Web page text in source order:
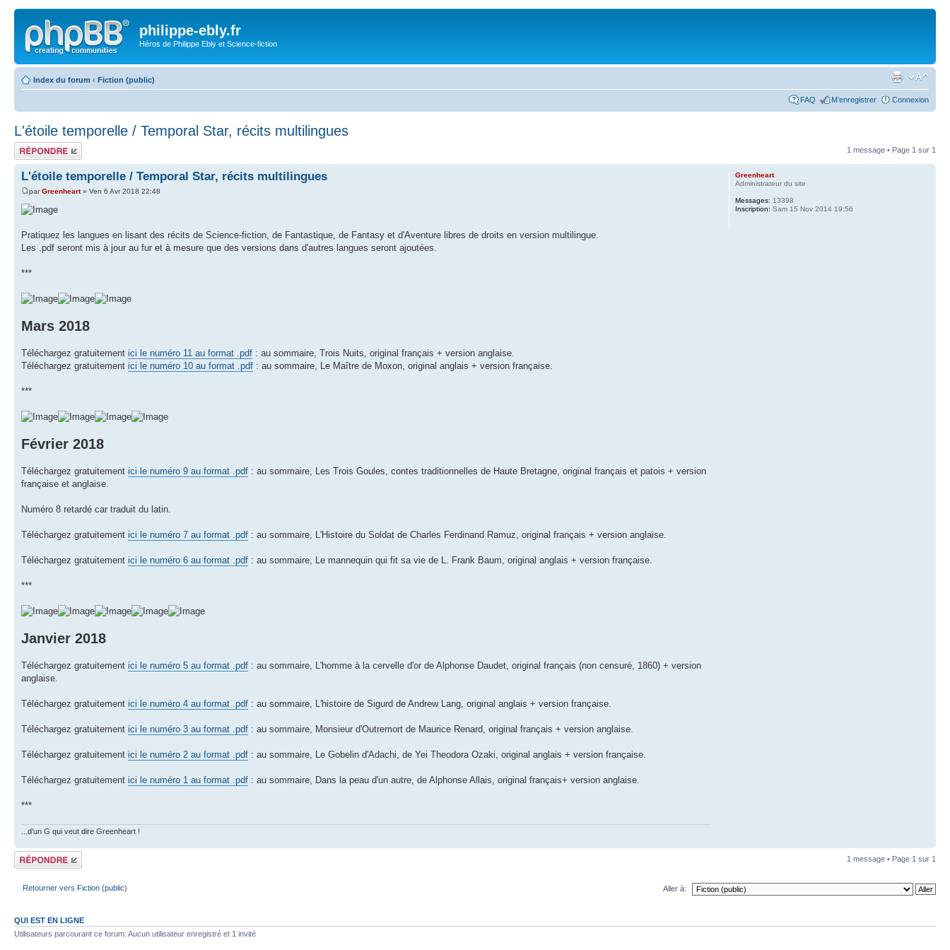
philippe-ebly.fr
Héros de Philippe Ebly et Science-fiction
Index du forum ‹ Fiction (public)
FAQ M’enregistrer Connexion
L'étoile temporelle / Temporal Star, récits multilingues
Répondre 1 message • Page 1 sur 1
L'étoile temporelle / Temporal Star, récits multilingues
parGreenheart» Ven 6 Avr 2018 22:48
Pratiquez les langues en lisant des récits de Science-fiction, de Fantastique, de Fantasy et d'Aventure libres de droits en version multilingue.
Les .pdf seront mis à jour au fur et à mesure que des versions dans d'autres langues seront ajoutées.
***
Mars 2018
Téléchargez gratuitement ici le numéro 11 au format .pdf : au sommaire, Trois Nuits, original français + version anglaise.
Téléchargez gratuitement ici le numéro 10 au format .pdf : au sommaire, Le Maître de Moxon, original anglais + version française.
***
Février 2018
Téléchargez gratuitement ici le numéro 9 au format .pdf : au sommaire, Les Trois Goules, contes traditionnelles de Haute Bretagne, original français et patois + version
française et anglaise.
Numéro 8 retardé car traduit du latin.
Téléchargez gratuitement ici le numéro 7 au format .pdf : au sommaire, L'Histoire du Soldat de Charles Ferdinand Ramuz, original français + version anglaise.
Téléchargez gratuitement ici le numéro 6 au format .pdf : au sommaire, Le mannequin qui fit sa vie de L. Frank Baum, original anglais + version française.
***
Janvier 2018
Téléchargez gratuitement ici le numéro 5 au format .pdf : au sommaire, L'homme à la cervelle d'or de Alphonse Daudet, original français (non censuré, 1860) + version
anglaise.
Téléchargez gratuitement ici le numéro 4 au format .pdf : au sommaire, L'histoire de Sigurd de Andrew Lang, original anglais + version française.
Téléchargez gratuitement ici le numéro 3 au format .pdf : au sommaire, Monsieur d'Outremort de Maurice Renard, original français + version anglaise.
Téléchargez gratuitement ici le numéro 2 au format .pdf : au sommaire, Le Gobelin d'Adachi, de Yei Theodora Ozaki, original anglais + version française.
Téléchargez gratuitement ici le numéro 1 au format .pdf : au sommaire, Dans la peau d'un autre, de Alphonse Allais, original français+ version anglaise.
***
...d'un G qui veut dire Greenheart !
Greenheart
Administrateur du site
Messages: 13398
Inscription: Sam 15 Nov 2014 19:56
Répondre 1 message • Page 1 sur 1
Retourner vers Fiction (public) Aller à:
QUI EST EN LIGNE
Utilisateurs parcourant ce forum: Aucun utilisateur enregistré et 1 invité